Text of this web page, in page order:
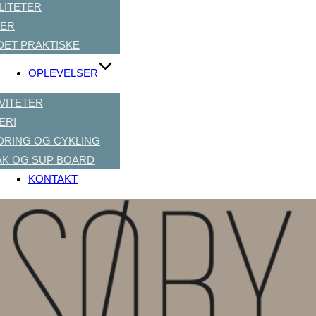
PRAKTISKE
OPLEVELSER
OG CYKLING
OG SUP BOARD
KONTAKT
indhold